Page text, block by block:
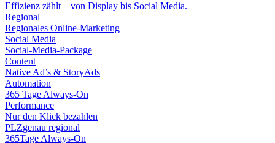
Effizienz zählt – von Display bis Social Media.
Regional
Regionales Online-Marketing
Social Media
Social-Media-Package
Content
Native Ad’s & StoryAds
Automation
365 Tage Always-On
Performance
Nur den Klick bezahlen
PLZgenau regional
365Tage Always-On